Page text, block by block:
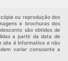
ou reprodução dos
e brochuras dos
são obtidos de
a partir da data de
site é informativo e não
variar consoante a